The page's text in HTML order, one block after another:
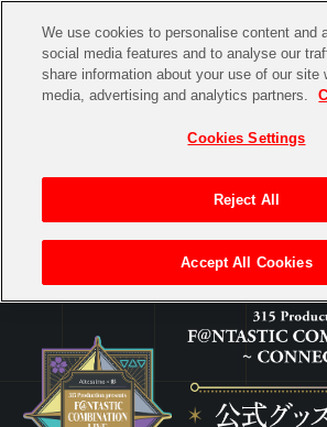
CHANNEL STORE
グッズ
ゲーム 電子書籍
CD / Blu-ray
アイドルマスターシリーズ
アイドルマスター
アイドルマスター ミリオンライブ！
アイドルマスター SideM
イベントグッズ
トイ・ホビー
【重要】二段階認証設定およびID・パスワード
【重要】「代金引換」決済および納品書同梱の
> F＠NTASTIC COMBINATION LIVE CONNECTIME!!!
We use cookies to personalise content and
social media features and to analyse our
share information about your use of our site
media, advertising and analytics partners.
Cookies Settings
Reject All
Accept All Cookies